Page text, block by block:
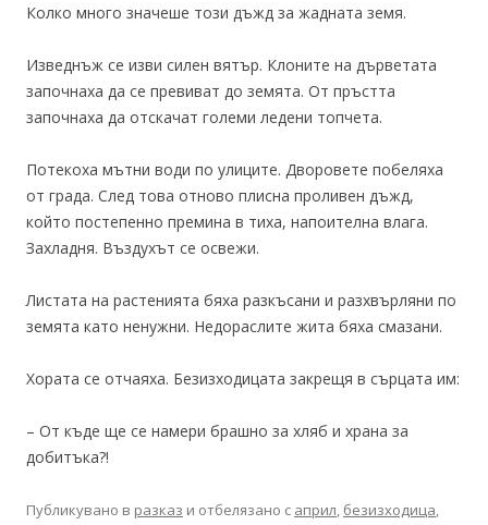
Колко много значеше този дъжд за жадната земя.
Изведнъж се изви силен вятър. Клоните на дърветата
започнаха да се превиват до земята. От пръстта
започнаха да отскачат големи ледени топчета.
Потекоха мътни води по улиците. Дворовете побеляха
от града. След това отново плисна проливен дъжд,
който постепенно премина в тиха, напоителна влага.
Захладня. Въздухът се освежи.
Листата на растенията бяха разкъсани и разхвърляни по
земята като ненужни. Недораслите жита бяха смазани.
Хората се отчаяха. Безизходицата закрещя в сърцата им:
– От къде ще се намери брашно за хляб и храна за
добитъка?!
Публикувано в разказ и отбелязано с април, безизходица,